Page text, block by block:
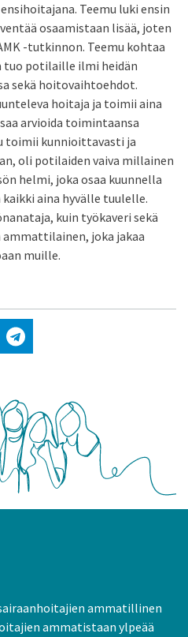
Teemu luki ensin
osaamistaan lisää, joten
-tutkinnon. Teemu kohtaa
tuo potilaille ilmi heidän
sekä hoitovaihtoehdot.
hoitaja ja toimii aina
arvioida toimintaansa
toimii kunnioittavasti ja
oli potilaiden vaiva millainen
helmi, joka osaa kuunnella
aina hyvälle tuulelle.
kuin työkaveri sekä
joka jakaa
muille.
Jaa Telegramissa
ammatillinen
ammatistaan ylpeää